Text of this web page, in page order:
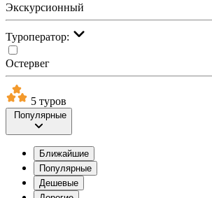
Экскурсионный
Туроператор:
Остервег
5 туров
Популярные
Ближайшие
Популярные
Дешевые